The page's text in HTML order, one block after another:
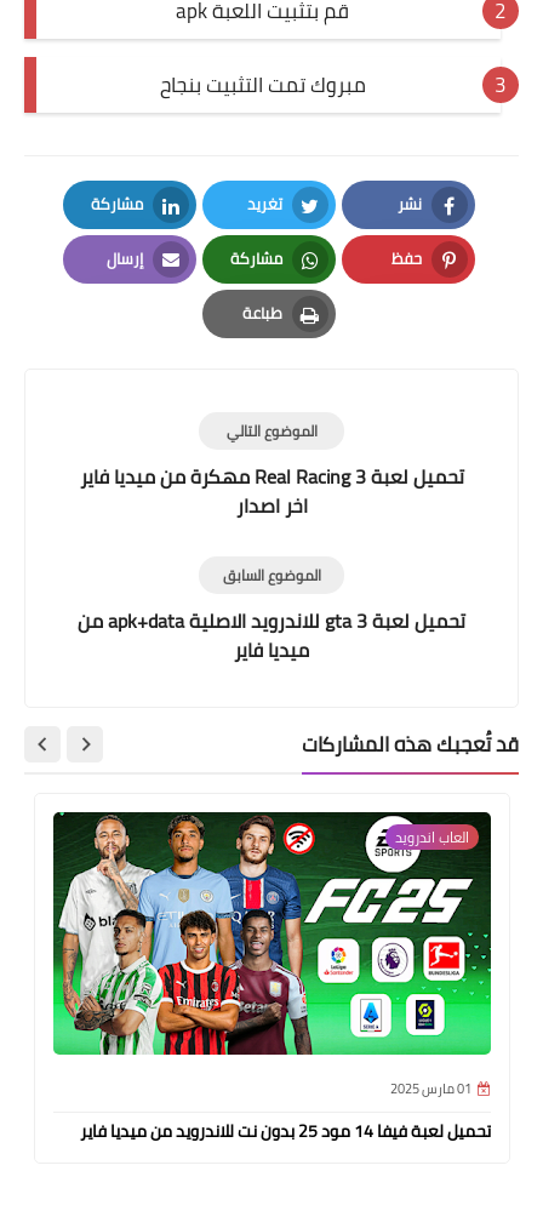
قم بتثبيت اللعبة apk
مبروك تمت التثبيت بنجاح
نشر
Facebook
تغريد
Twitter
مشاركة
LinkedIn
حفظ
Pinterest
مشاركة
Whatsapp
إرسال
Email
طباعة
Print
الموضوع التالي
تحميل لعبة Real Racing 3 مهكرة من ميديا فاير
اخر اصدار
الموضوع السابق
تحميل لعبة gta 3 للاندرويد الاصلية apk+data من
ميديا فاير
قد تُعجبك هذه المشاركات
العاب اندرويد
01 مارس 2025
تحميل لعبة فيفا 14 مود 25 بدون نت للاندرويد من ميديا فاير